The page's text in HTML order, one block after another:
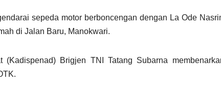
sepeda motor berboncengan dengan La Ode
di Jalan Baru, Manokwari.
(Kadispenad) Brigjen TNI Tatang Subarna